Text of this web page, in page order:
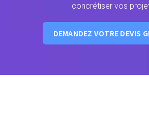
concrétiser vos
DEMANDEZ VOTRE DEVIS